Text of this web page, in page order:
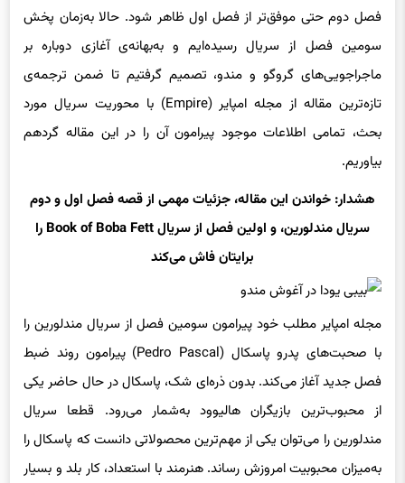
فصل دوم حتی موفق‌تر از فصل اول ظاهر شود. حالا به‌زمان پخش
سومین فصل از سریال رسیده‌ایم و به‌بهانه‌ی آغازی دوباره بر
ماجراجویی‌های گروگو و مندو، تصمیم گرفتیم تا ضمن ترجمه‌ی
تازه‌ترین مقاله‌ از مجله امپایر (Empire) با محوریت سریال مورد
بحث، تمامی اطلاعات موجود پیرامون آن را در این مقاله گردهم
بیاوریم.
هشدار:‌ خواندن این مقاله، جزئیات مهمی از قصه‌ فصل اول و دوم
سریال مندلورین، و اولین فصل از سریال Book of Boba Fett را
برایتان فاش می‌کند
مجله امپایر مطلب خود پیرامون سومین فصل از سریال مندلورین را
با صحبت‌های پدرو پاسکال (Pedro Pascal) پیرامون روند ضبط
فصل جدید آغاز می‌کند. بدون ذره‌ای شک، پاسکال در حال حاضر یکی
از محبوب‌ترین بازیگران هالیوود به‌شمار می‌رود. قطعا سریال
مندلورین را می‌توان یکی از مهم‌ترین محصولاتی دانست که پاسکال را
به‌میزان محبوبیت امروزش رساند. هنرمند با استعداد، کار بلد و بسیار